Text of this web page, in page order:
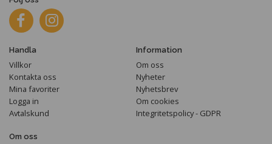
Handla
Villkor
Kontakta oss
Mina favoriter
Logga in
Avtalskund
Information
Om oss
Nyheter
Nyhetsbrev
Om cookies
Integritetspolicy - GDPR
Om oss